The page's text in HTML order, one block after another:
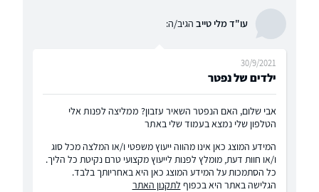
עו"ד מלי טייב הגיב/ה:
ילדים של נפטר
30/9/2021
אבי שלום, האם הנפטר השאיר עזבון? ממליצה לפנות אלי
הטלפון שלי נמצא בעמוד שלי באתר
המידע המוצג כאן אינו מהווה ייעוץ משפטי ו/או המלצה מכל סוג
ו/או חוות דעת, מומלץ לפנות לייעוץ מקצועי טרם נקיטת כל הליך.
כל הסתמכות על המידע המוצג כאן היא באחריותך בלבד.
הגלישה באתר היא בכפוף לתקנון האתר